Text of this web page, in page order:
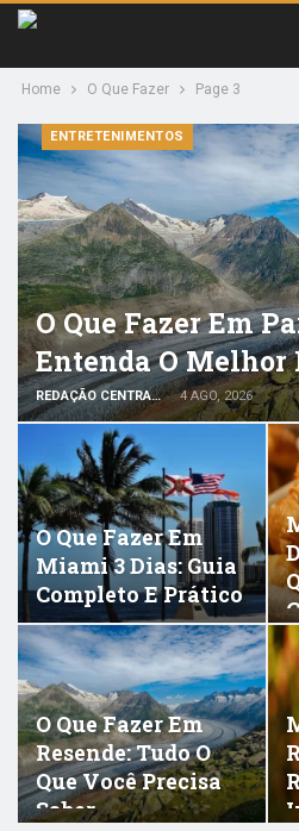
Home O Que Fazer Page 3
ENTRETENIMENTOS
O Que Fazer Em
Entenda O Melhor
REDAÇÃO CENTRAL DO VIAJANTE 4 AGO, 2026
O Que Fazer Em
Miami 3 Dias: Guia
Completo E Prático
O Que Fazer Em
Resende: Tudo O
Que Você Precisa
Saber